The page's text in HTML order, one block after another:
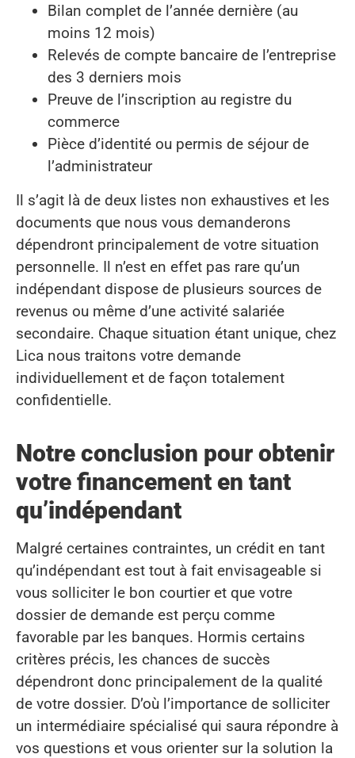
Bilan complet de l’année dernière (au
moins 12 mois)
Relevés de compte bancaire de l’entreprise
des 3 derniers mois
Preuve de l’inscription au registre du
commerce
Pièce d’identité ou permis de séjour de
l’administrateur
Il s’agit là de deux listes non exhaustives et les
documents que nous vous demanderons
dépendront principalement de votre situation
personnelle. Il n’est en effet pas rare qu’un
indépendant dispose de plusieurs sources de
revenus ou même d’une activité salariée
secondaire. Chaque situation étant unique, chez
Lica nous traitons votre demande
individuellement et de façon totalement
confidentielle.
Notre conclusion pour obtenir
votre financement en tant
qu’indépendant
Malgré certaines contraintes, un crédit en tant
qu’indépendant est tout à fait envisageable si
vous solliciter le bon courtier et que votre
dossier de demande est perçu comme
favorable par les banques. Hormis certains
critères précis, les chances de succès
dépendront donc principalement de la qualité
de votre dossier. D’où l’importance de solliciter
un intermédiaire spécialisé qui saura répondre à
vos questions et vous orienter sur la solution la